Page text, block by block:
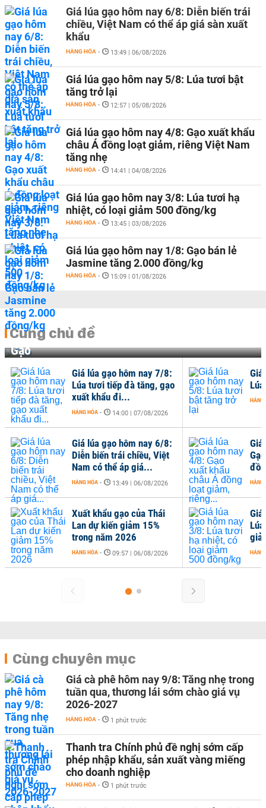
Giá lúa gạo hôm nay 6/8: Diễn biến trái
chiều, Việt Nam có thể áp giá sàn xuất
khẩu
HÀNG HÓA - 13:49 | 06/08/2026
Giá lúa gạo hôm nay 5/8: Lúa tươi bật
tăng trở lại
HÀNG HÓA - 12:57 | 05/08/2026
Giá lúa gạo hôm nay 4/8: Gạo xuất khẩu
châu Á đồng loạt giảm, riêng Việt Nam
tăng nhẹ
HÀNG HÓA - 14:41 | 04/08/2026
Giá lúa gạo hôm nay 3/8: Lúa tươi hạ
nhiệt, có loại giảm 500 đồng/kg
HÀNG HÓA - 13:45 | 03/08/2026
Giá lúa gạo hôm nay 1/8: Gạo bán lẻ
Jasmine tăng 2.000 đồng/kg
HÀNG HÓA - 15:09 | 01/08/2026
Cùng chủ đề
Gạo
Giá lúa gạo hôm nay 7/8:
Lúa tươi tiếp đà tăng, gạo
xuất khẩu đi...
HÀNG HÓA - 14:00 | 07/08/2026
Giá lúa gạo hôm nay 6/8:
Diễn biến trái chiều, Việt
Nam có thể áp giá...
HÀNG HÓA - 13:49 | 06/08/2026
Xuất khẩu gạo của Thái
Lan dự kiến giảm 15%
trong năm 2026
HÀNG HÓA - 09:57 | 06/08/2026
HÀNG
HÀNG
HÀNG
Cùng chuyên mục
Giá cà phê hôm nay 9/8: Tăng nhẹ trong
tuần qua, thương lái sớm chào giá vụ
2026-2027
HÀNG HÓA - 1 phút trước
Thanh tra Chính phủ đề nghị sớm cấp
phép nhập khẩu, sản xuất vàng miếng
cho doanh nghiệp
HÀNG HÓA - 1 phút trước